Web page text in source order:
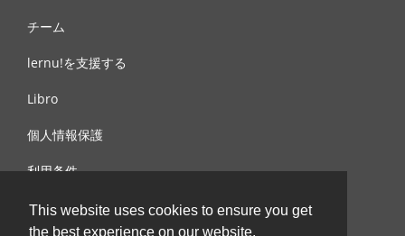
This website uses cookies to ensure you get
the best experience on our website.
チーム
lernu!を支援する
Libro
個人情報保護
利用条件
お問合せ